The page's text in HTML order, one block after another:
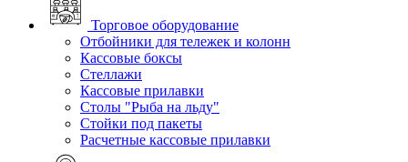
Торговое оборудование
Отбойники для тележек и колонн
Кассовые боксы
Стеллажи
Кассовые прилавки
Столы "Рыба на льду"
Стойки под пакеты
Расчетные кассовые прилавки